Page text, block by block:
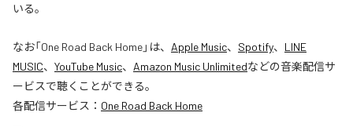
いる。
なお「One Road Back Home」は、 Apple Music、 Spotify、 LINE
MUSIC、 YouTube Music、 Amazon Music Unlimitedなどの音楽配信サ
ービスで聴くことができる。
各配信サービス： One Road Back Home